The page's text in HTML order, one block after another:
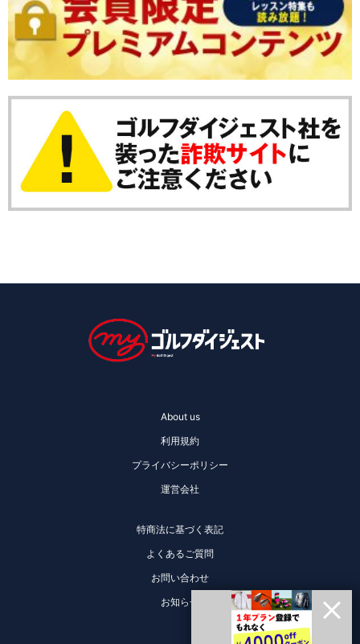
About us
利用規約
プライバシーポリシー
運営会社
特商法に基づく表記
よくあるご質問
お問い合わせ
お知らせ